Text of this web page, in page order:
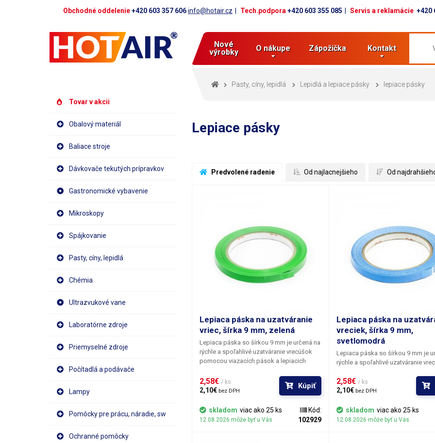
Obchodné oddelenie+420 603 357 606info@hotair.cz Tech.podpora +420 603 355 085 Servis a reklamácie +420
Nové
výrobky
O nákupe Zápožička Kontakt
Tovar v akcii
Obalový materiál
Baliace stroje
Dávkovače tekutých prípravkov
Gastronomické vybavenie
Mikroskopy
Spájkovanie
Pasty, cíny, lepidlá
Chémia
Ultrazvukové vane
Laboratórne zdroje
Priemyselné zdroje
Počítadlá a podávače
Lampy
Pomôcky pre prácu, náradie, sw
Ochranné pomôcky
Pasty, cíny, lepidlá Lepidlá a lepiace pásky lepiace pásky
Lepiace pásky
Predvolené radenie Od najlacnejšieho Od
Lepiaca páska na uzatváranie
vriec, šírka 9 mm, zelená
Lepiaca páska so šírkou 9 mm je určená na
rýchle a spoľahlivé uzatváranie vrecúšok
pomocou viazacích pások a lepiacich
potravín, v maloobchode a v priemysle.
Páska je vyrobená z kvalitného PVC
materiálu, ktorý poskytuje dobrú pevnosť,
pružnosť a priľnavosť. Vďaka tomu pevne
drží na rôznych typoch obalových
materiálov a zároveň sa ľahko aplikuje.
2,58€ / ks
2,10€ bez DPH
Kúpiť
skladom viac ako 25 ks
12.08.2026 môže byť u Vás
Kód:
102929
Lepiaca páska na
vreciek, šírka 9 mm,
svetlomodrá
Lepiaca páska so šírkou 9 mm je
rýchle a spoľahlivé uzatváranie
tyčiniek. Je ideálna na použitie pri
potravín, v maloobchode a v
materiálu, ktorý poskytuje dobrú
pružnosť a priľnavosť. Vďaka tomu
2,58€ / ks
2,10€ bez DPH
skladom viac ako 25 ks
12.08.2026 môže byť u Vás